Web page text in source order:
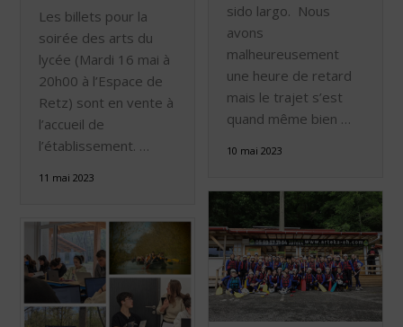
Les billets pour la
soirée des arts du
lycée (Mardi 16 mai à
20h00 à l’Espace de
Retz) sont en vente à
l’accueil de
l’établissement. …
11 mai 2023
sido largo. Nous
avons
malheureusement
une heure de retard
mais le trajet s’est
quand même bien …
10 mai 2023